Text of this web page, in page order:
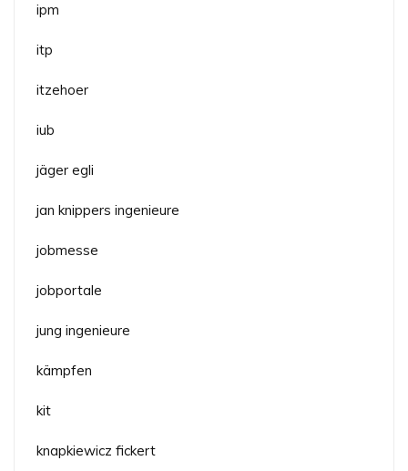
ipm
itp
itzehoer
iub
jäger egli
jan knippers ingenieure
jobmesse
jobportale
jung ingenieure
kämpfen
kit
knapkiewicz fickert